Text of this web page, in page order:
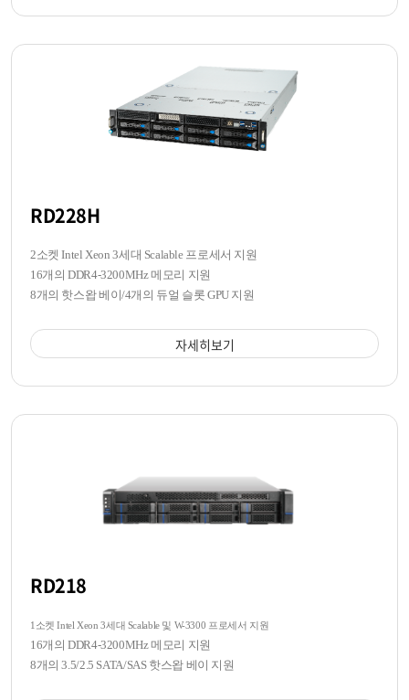
RD228H
2소켓 Intel Xeon 3세대 Scalable 프로세서 지원
16개의 DDR4-3200MHz 메모리 지원
8개의 핫스왑 베이/4개의 듀얼 슬롯 GPU 지원
자세히보기
RD218
1소켓 Intel Xeon 3세대 Scalable 및 W-3300 프로세서 지원
16개의 DDR4-3200MHz 메모리 지원
8개의 3.5/2.5 SATA/SAS 핫스왑 베이 지원